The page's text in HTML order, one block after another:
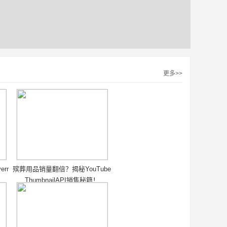
更多>>
殡葬用品销量翻倍？揭秘YouTube
ThumbnailAPI销售秘籍！